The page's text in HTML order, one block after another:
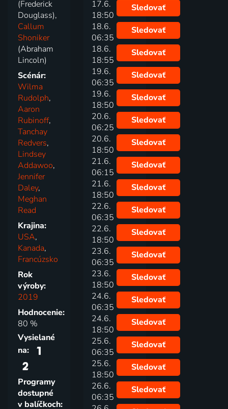
(Frederick
Douglass),
Callum
Shoniker
(Abraham
Lincoln)
Scénár:
Wilma
Rudolph,
Aaron
Rubinoff,
Tanchay
Redvers,
Lindsey
Addawoo,
Jennifer
Daley,
Meghan
Read
Krajina:
USA,
Kanada,
Francúzsko
Rok
výroby:
2019
Hodnocenie:
80 %
Vysielané
na:
Programy
dostupné
v balíčkoch:
17.6.
18:50
Sledovať
18.6.
06:35
Sledovať
18.6.
18:55
Sledovať
19.6.
06:35
Sledovať
19.6.
18:50
Sledovať
20.6.
06:25
Sledovať
20.6.
18:50
Sledovať
21.6.
06:15
Sledovať
21.6.
18:50
Sledovať
22.6.
06:35
Sledovať
22.6.
18:50
Sledovať
23.6.
06:35
Sledovať
23.6.
18:50
Sledovať
24.6.
06:35
Sledovať
24.6.
18:50
Sledovať
25.6.
06:35
Sledovať
25.6.
18:50
Sledovať
26.6.
06:35
Sledovať